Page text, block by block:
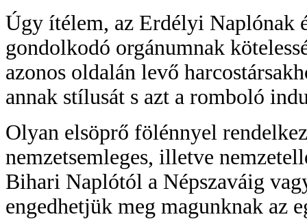
Úgy ítélem, az Erdélyi Naplónak
gondolkodó orgánumnak
azonos oldalán levő
annak stílusát s azt a romboló
Olyan elsöprő fölénnyel
nemzetsemleges, illetve
Bihari Naplótól a Népszaváig
engedhetjük meg magunknak az